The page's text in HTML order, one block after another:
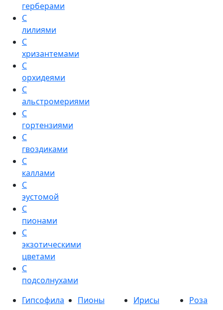
герберами
С
лилиями
С
хризантемами
С
орхидеями
С
альстромериями
С
гортензиями
С
гвоздиками
С
каллами
С
эустомой
С
пионами
С
экзотическими
цветами
С
подсолнухами
Гипсофила Пионы Ирисы
Роза